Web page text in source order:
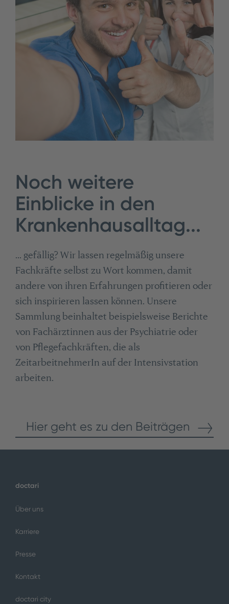
Noch weitere
Einblicke in den
Krankenhausalltag...
... gefällig? Wir lassen regelmäßig unsere
Fachkräfte selbst zu Wort kommen, damit
andere von ihren Erfahrungen profitieren oder
sich inspirieren lassen können. Unsere
Sammlung beinhaltet beispielsweise Berichte
von Fachärztinnen aus der Psychiatrie oder
von Pflegefachkräften, die als
ZeitarbeitnehmerIn auf der Intensivstation
arbeiten.
Hier geht es zu den Beiträgen
doctari
Über uns
Karriere
Presse
Kontakt
doctari city